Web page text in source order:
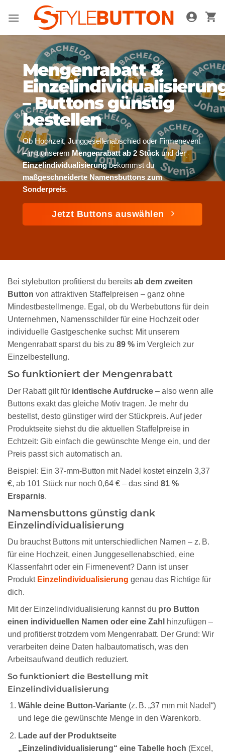
Inhalt
Mengenrabatt &
– Buttons günstig
bestellen
Ob Hochzeit, Junggesellenabschied oder Firmenevent
– mit unseremMengenrabatt ab 2 Stückund der
Einzelindividualisierungbekommst du
maßgeschneiderte Namensbuttons zum
Sonderpreis.
Jetzt Buttons auswählen
Bei stylebutton profitierst du bereits ab dem zweiten
Button von attraktiven Staffelpreisen – ganz ohne
Mindestbestellmenge. Egal, ob du Werbebuttons für dein
Unternehmen, Namensschilder für eine Hochzeit oder
individuelle Gastgeschenke suchst: Mit unserem
Mengenrabatt sparst du bis zu 89 % im Vergleich zur
Einzelbestellung.
So funktioniert der Mengenrabatt
Der Rabatt gilt für identische Aufdrucke – also wenn alle
Buttons exakt das gleiche Motiv tragen. Je mehr du
bestellst, desto günstiger wird der Stückpreis. Auf jeder
Produktseite siehst du die aktuellen Staffelpreise in
Echtzeit: Gib einfach die gewünschte Menge ein, und der
Preis passt sich automatisch an.
Beispiel: Ein 37-mm-Button mit Nadel kostet einzeln 3,37
€, ab 101 Stück nur noch 0,64 € – das sind 81 %
Ersparnis.
Namensbuttons günstig dank
Einzelindividualisierung
Du brauchst Buttons mit unterschiedlichen Namen – z. B.
für eine Hochzeit, einen Junggesellenabschied, eine
Klassenfahrt oder ein Firmenevent? Dann ist unser
Produkt Einzelindividualisierung genau das Richtige für
dich.
Mit der Einzelindividualisierung kannst du pro Button
einen individuellen Namen oder eine Zahl
hinzufügen –
und profitierst trotzdem vom Mengenrabatt. Der Grund: Wir
verarbeiten deine Daten halbautomatisch, was den
Arbeitsaufwand deutlich reduziert.
So funktioniert die Bestellung mit
Einzelindividualisierung
Wähle deine Button-Variante(z. B. „37 mm mit Nadel“)
und lege die gewünschte Menge in den Warenkorb.
Lade auf der Produktseite
„Einzelindividualisierung“ eine Tabelle hoch (Excel,